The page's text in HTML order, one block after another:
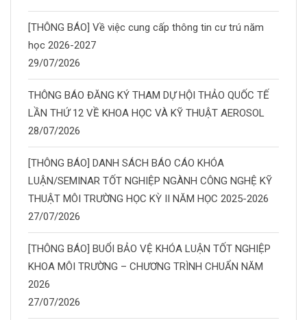
[THÔNG BÁO] Về việc cung cấp thông tin cư trú năm
học 2026-2027
29/07/2026
THÔNG BÁO ĐĂNG KÝ THAM DỰ HỘI THẢO QUỐC TẾ
LẦN THỨ 12 VỀ KHOA HỌC VÀ KỸ THUẬT AEROSOL
28/07/2026
[THÔNG BÁO] DANH SÁCH BÁO CÁO KHÓA
LUẬN/SEMINAR TỐT NGHIỆP NGÀNH CÔNG NGHỆ KỸ
THUẬT MÔI TRƯỜNG HỌC KỲ II NĂM HỌC 2025-2026
27/07/2026
[THÔNG BÁO] BUỔI BẢO VỆ KHÓA LUẬN TỐT NGHIỆP
KHOA MÔI TRƯỜNG – CHƯƠNG TRÌNH CHUẨN NĂM
2026
27/07/2026